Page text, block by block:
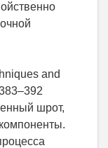
and
шрот,